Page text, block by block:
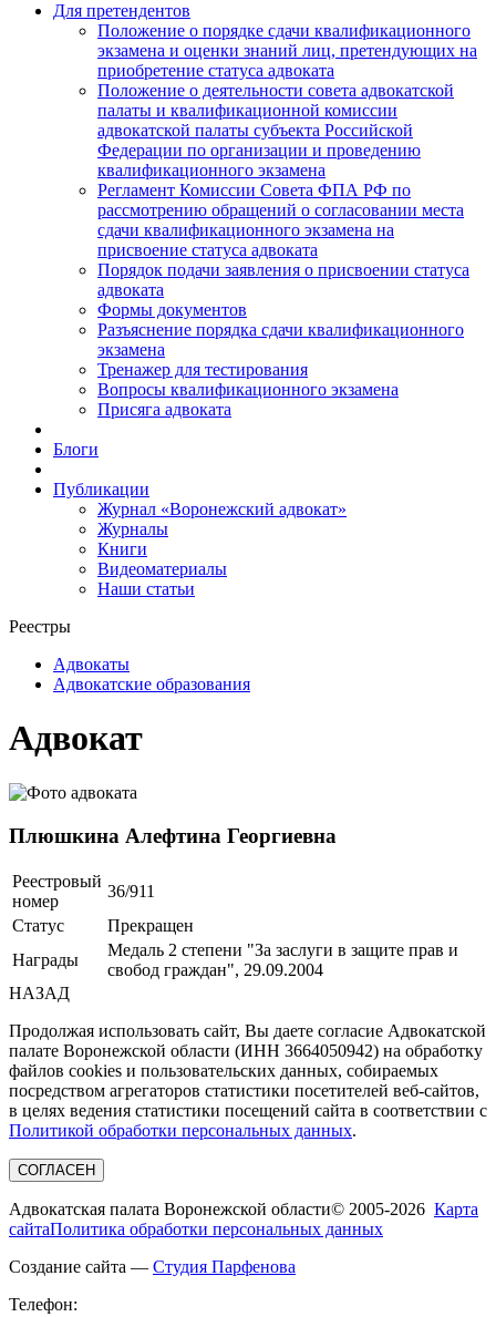
Для претендентов
Положение о порядке сдачи квалификационного
экзамена и оценки знаний лиц, претендующих на
приобретение статуса адвоката
Положение о деятельности совета адвокатской
палаты и квалификационной комиссии
адвокатской палаты субъекта Российской
Федерации по организации и проведению
квалификационного экзамена
Регламент Комиссии Совета ФПА РФ по
рассмотрению обращений о согласовании места
сдачи квалификационного экзамена на
присвоение статуса адвоката
Порядок подачи заявления о присвоении статуса
адвоката
Формы документов
Разъяснение порядка сдачи квалификационного
экзамена
Тренажер для тестирования
Вопросы квалификационного экзамена
Присяга адвоката
Блоги
Публикации
Журнал «Воронежский адвокат»
Журналы
Книги
Видеоматериалы
Наши статьи
Реестры
Адвокаты
Адвокатские образования
Адвокат
Плюшкина Алефтина Георгиевна
Реестровый
номер
36/911
Статус
Прекращен
Награды
Медаль 2 степени "За заслуги в защите прав и
свобод граждан", 29.09.2004
НАЗАД
Продолжая использовать сайт, Вы даете согласие Адвокатской
палате Воронежской области (ИНН 3664050942) на обработку
файлов cookies и пользовательских данных, собираемых
посредством агрегаторов статистики посетителей веб-сайтов,
в целях ведения статистики посещений сайта в соответствии с
Политикой обработки персональных данных.
СОГЛАСЕН
Адвокатская палата Воронежской области© 2005-2026 Карта
сайтаПолитика обработки персональных данных
Создание сайта — Студия Парфенова
Телефон: